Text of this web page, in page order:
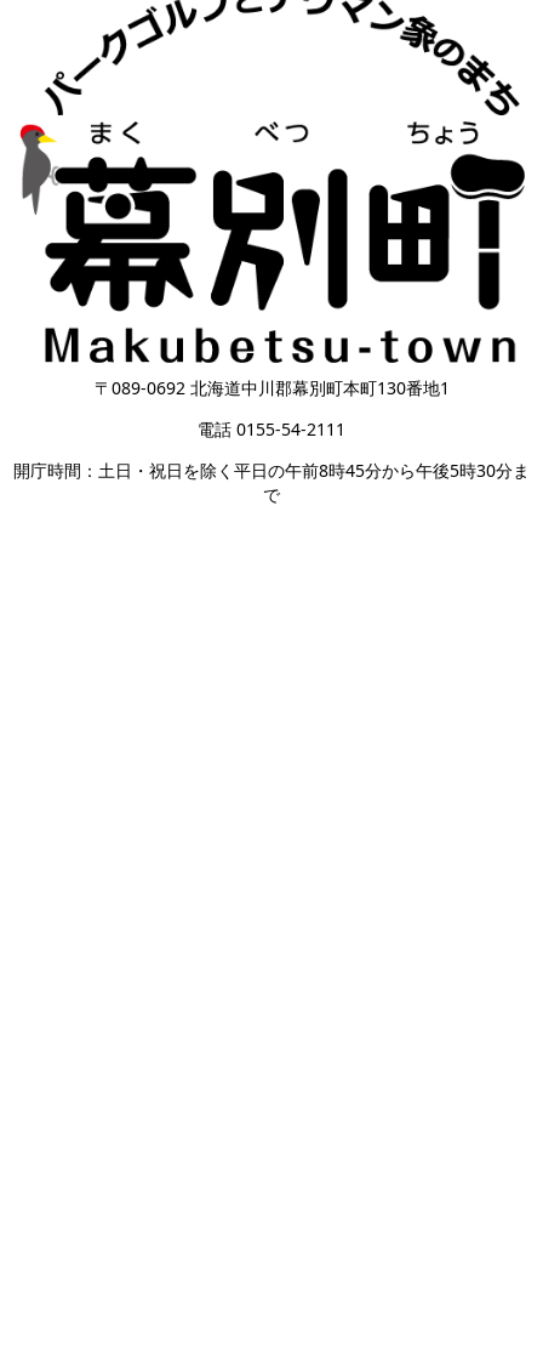
〒089-0692 北海道中川郡幕別町本町130番地1
電話 0155-54-2111
開庁時間：土日・祝日を除く平日の午前8時45分から午後5時30分ま
で